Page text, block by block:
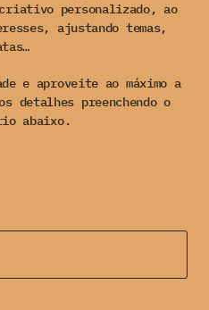
criativo personalizado, ao
ajustando temas,
e aproveite ao máximo a
detalhes preenchendo o
abaixo.